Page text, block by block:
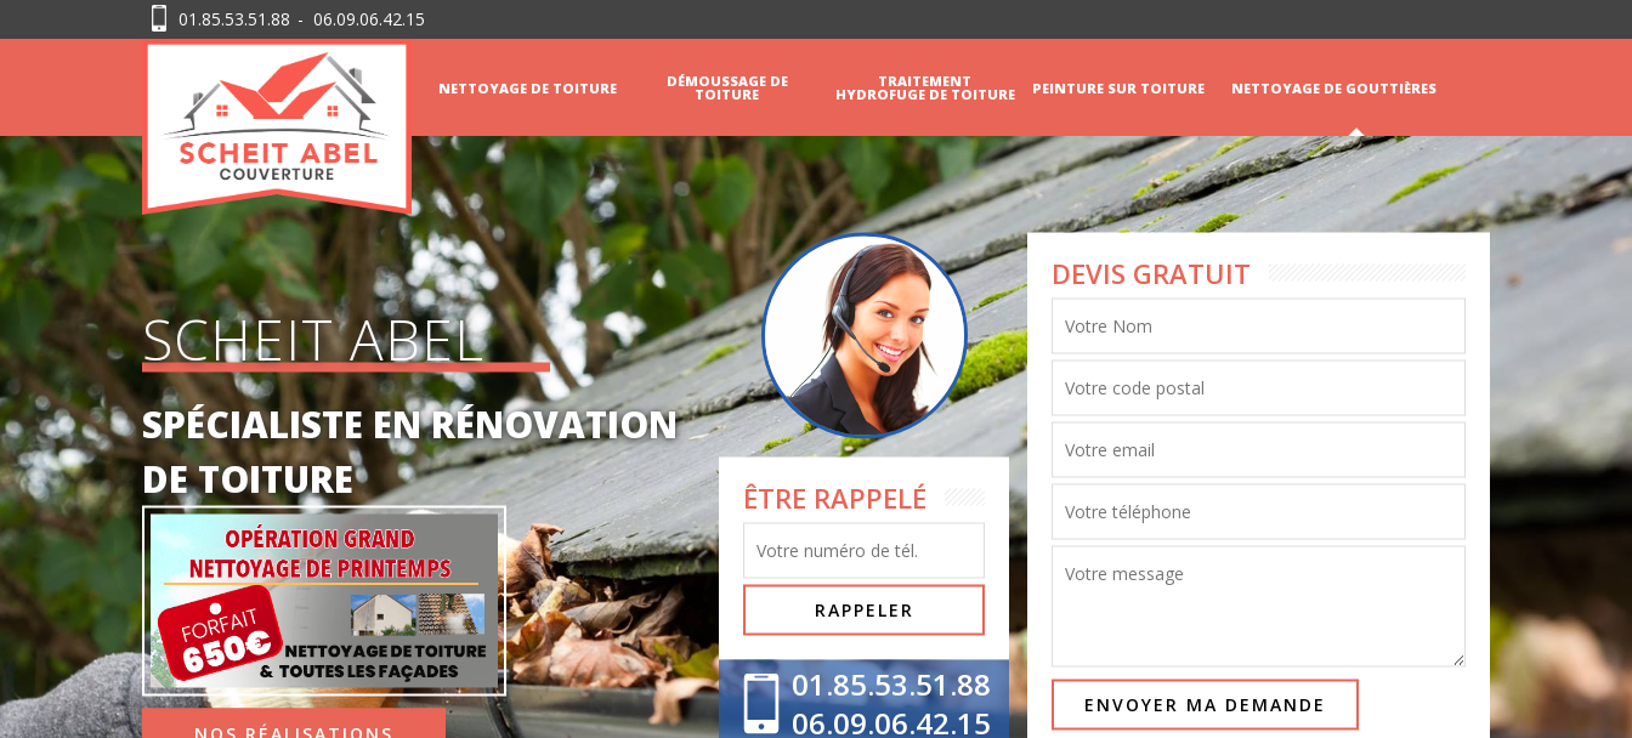
01.85.53.51.88 - 06.09.06.42.15
NETTOYAGE DE TOITURE DÉMOUSSAGE DE
TOITURE
TRAITEMENT
HYDROFUGE DE TOITURE PEINTURE SUR TOITURE NETTOYAGE DE GOUTTIÈRES
SCHEIT ABEL
SPÉCIALISTE EN RÉNOVATION
DE TOITURE
NOS RÉALISATIONS
ÊTRE RAPPELÉ
01.85.53.51.88
06.09.06.42.15
DEVIS GRATUIT